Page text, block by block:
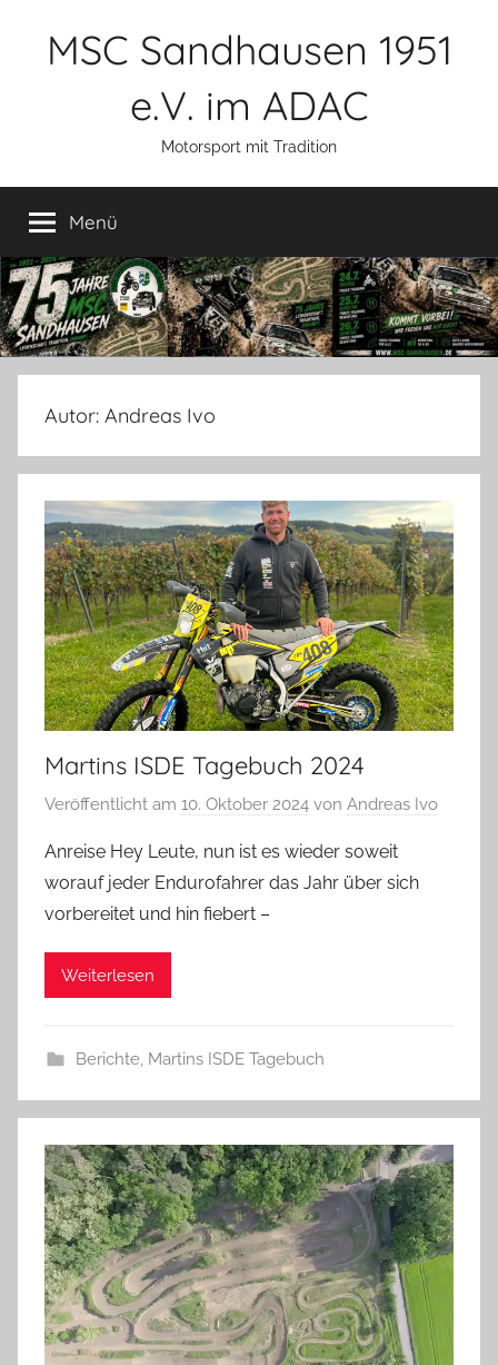
MSC Sandhausen 1951
e.V. im ADAC
Motorsport mit Tradition
Menü
Autor: Andreas Ivo
Martins ISDE Tagebuch 2024
Veröffentlicht am 10. Oktober 2024 von Andreas Ivo
Anreise Hey Leute, nun ist es wieder soweit
worauf jeder Endurofahrer das Jahr über sich
vorbereitet und hin fiebert –
Weiterlesen
Berichte, Martins ISDE Tagebuch